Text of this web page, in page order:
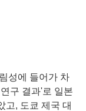
성에 들어가 차
구 결과'로 일본
고, 도쿄 제국 대